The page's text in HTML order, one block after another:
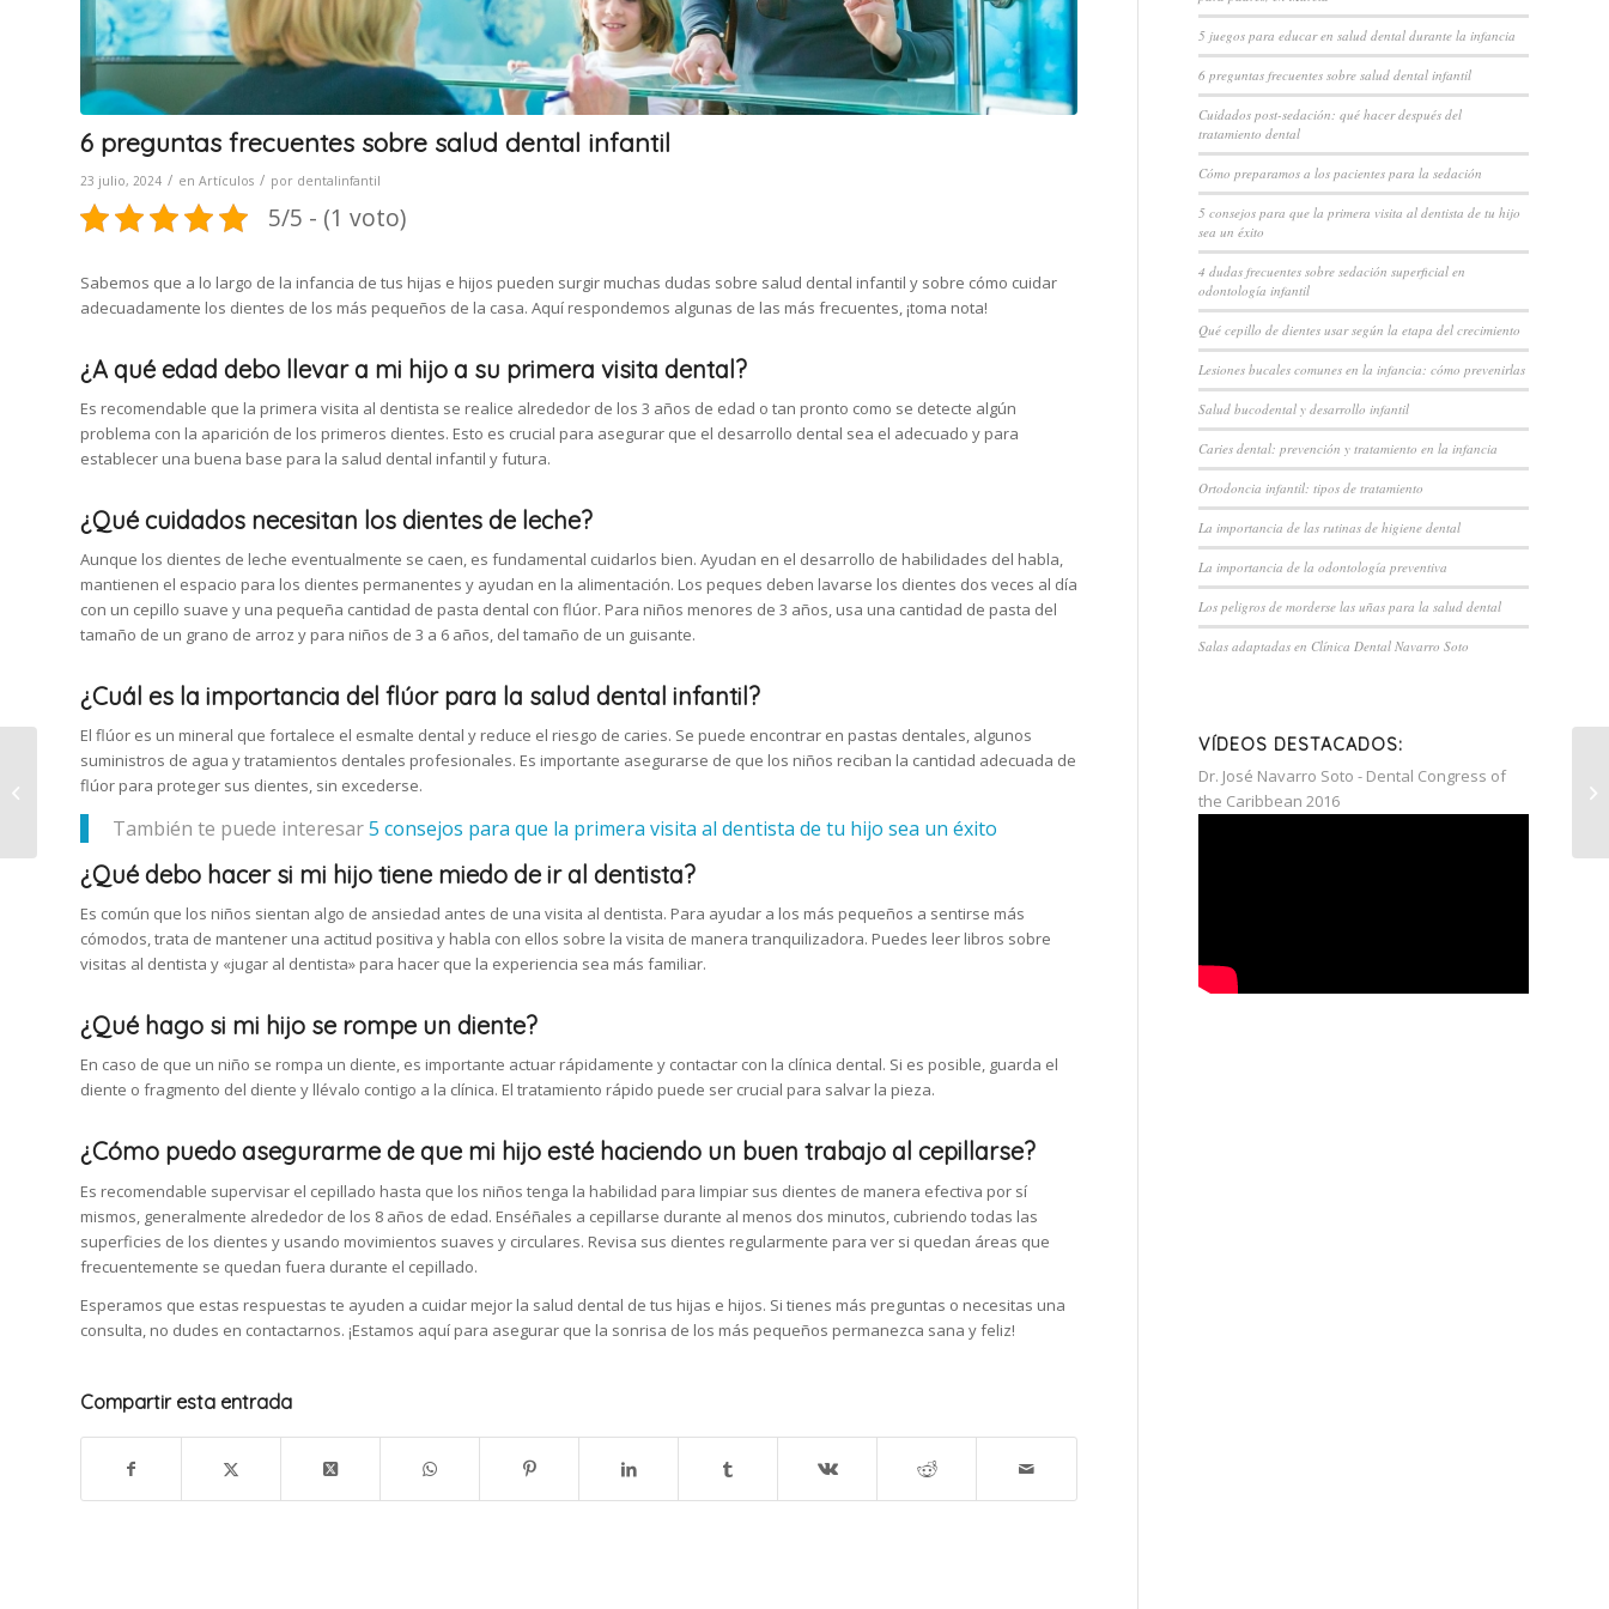
6 preguntas frecuentes sobre salud dental infantil
23 julio, 2024 / en Artículos / por dentalinfantil
5/5 - (1 voto)
Sabemos que a lo largo de la infancia de tus hijas e hijos pueden surgir muchas dudas sobre salud dental infantil y sobre cómo cuidar
adecuadamente los dientes de los más pequeños de la casa. Aquí respondemos algunas de las más frecuentes, ¡toma nota!
¿A qué edad debo llevar a mi hijo a su primera visita dental?
Es recomendable que la primera visita al dentista se realice alrededor de los 3 años de edad o tan pronto como se detecte algún
problema con la aparición de los primeros dientes. Esto es crucial para asegurar que el desarrollo dental sea el adecuado y para
establecer una buena base para la salud dental infantil y futura.
¿Qué cuidados necesitan los dientes de leche?
Aunque los dientes de leche eventualmente se caen, es fundamental cuidarlos bien. Ayudan en el desarrollo de habilidades del habla,
mantienen el espacio para los dientes permanentes y ayudan en la alimentación. Los peques deben lavarse los dientes dos veces al día
con un cepillo suave y una pequeña cantidad de pasta dental con flúor. Para niños menores de 3 años, usa una cantidad de pasta del
tamaño de un grano de arroz y para niños de 3 a 6 años, del tamaño de un guisante.
¿Cuál es la importancia del flúor para la salud dental infantil?
El flúor es un mineral que fortalece el esmalte dental y reduce el riesgo de caries. Se puede encontrar en pastas dentales, algunos
suministros de agua y tratamientos dentales profesionales. Es importante asegurarse de que los niños reciban la cantidad adecuada de
flúor para proteger sus dientes, sin excederse.
También te puede interesar5 consejos para que la primera visita al dentista de tu hijo sea un éxito
¿Qué debo hacer si mi hijo tiene miedo de ir al dentista?
Es común que los niños sientan algo de ansiedad antes de una visita al dentista. Para ayudar a los más pequeños a sentirse más
cómodos, trata de mantener una actitud positiva y habla con ellos sobre la visita de manera tranquilizadora. Puedes leer libros sobre
visitas al dentista y «jugar al dentista» para hacer que la experiencia sea más familiar.
¿Qué hago si mi hijo se rompe un diente?
En caso de que un niño se rompa un diente, es importante actuar rápidamente y contactar con la clínica dental. Si es posible, guarda el
diente o fragmento del diente y llévalo contigo a la clínica. El tratamiento rápido puede ser crucial para salvar la pieza.
¿Cómo puedo asegurarme de que mi hijo esté haciendo un buen trabajo al cepillarse?
Es recomendable supervisar el cepillado hasta que los niños tenga la habilidad para limpiar sus dientes de manera efectiva por sí
mismos, generalmente alrededor de los 8 años de edad. Enséñales a cepillarse durante al menos dos minutos, cubriendo todas las
superficies de los dientes y usando movimientos suaves y circulares. Revisa sus dientes regularmente para ver si quedan áreas que
frecuentemente se quedan fuera durante el cepillado.
Esperamos que estas respuestas te ayuden a cuidar mejor la salud dental de tus hijas e hijos. Si tienes más preguntas o necesitas una
consulta, no dudes en contactarnos. ¡Estamos aquí para asegurar que la sonrisa de los más pequeños permanezca sana y feliz!
Compartir esta entrada
5 juegos para educar en salud dental durante la infancia
6 preguntas frecuentes sobre salud dental infantil
Cuidados post-sedación: qué hacer después del
tratamiento dental
Cómo preparamos a los pacientes para la sedación
5 consejos para que la primera visita al dentista de tu hijo
sea un éxito
4 dudas frecuentes sobre sedación superficial en
odontología infantil
Qué cepillo de dientes usar según la etapa del crecimiento
Lesiones bucales comunes en la infancia: cómo prevenirlas
Salud bucodental y desarrollo infantil
Caries dental: prevención y tratamiento en la infancia
Ortodoncia infantil: tipos de tratamiento
La importancia de las rutinas de higiene dental
La importancia de la odontología preventiva
Los peligros de morderse las uñas para la salud dental
Salas adaptadas en Clínica Dental Navarro Soto
VÍDEOS DESTACADOS:
Dr. José Navarro Soto - Dental Congress of
the Caribbean 2016
Cuidados post-
sedación: qué hacer
tratamiento dental